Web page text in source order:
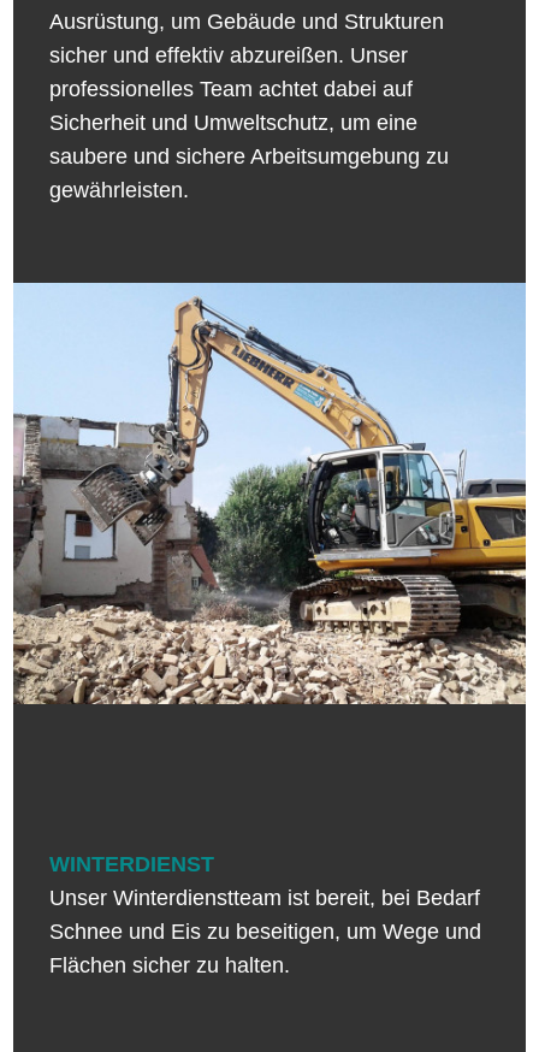
Ausrüstung, um Gebäude und Strukturen
sicher und effektiv abzureißen. Unser
professionelles Team achtet dabei auf
Sicherheit und Umweltschutz, um eine
saubere und sichere Arbeitsumgebung zu
gewährleisten.
WINTERDIENST
Unser Winterdienstteam ist bereit, bei Bedarf
Schnee und Eis zu beseitigen, um Wege und
Flächen sicher zu halten.